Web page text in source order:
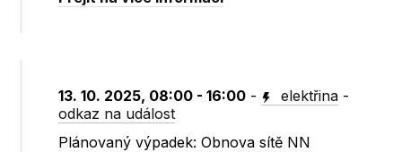
13. 10. 2025, 08:00 - 16:00 - elektřina -
odkaz na událost
Plánovaný výpadek: Obnova sítě NN